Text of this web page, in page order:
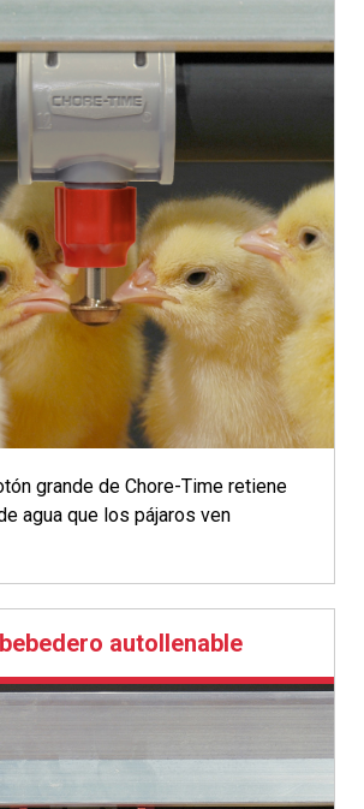
baja para ayudar a prevenir
grande de Chore-Time retiene
agua que los pájaros ven
autollenable